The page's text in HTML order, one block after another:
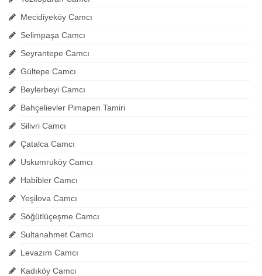
Mecidiyeköy Camcı
Selimpaşa Camcı
Seyrantepe Camcı
Gültepe Camcı
Beylerbeyi Camcı
Bahçelievler Pimapen Tamiri
Silivri Camcı
Çatalca Camcı
Uskumruköy Camcı
Habibler Camcı
Yeşilova Camcı
Söğütlüçeşme Camcı
Sultanahmet Camcı
Levazım Camcı
Kadıköy Camcı